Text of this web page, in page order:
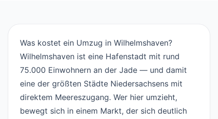
Was kostet ein Umzug in Wilhelmshaven?
Wilhelmshaven ist eine Hafenstadt mit rund
75.000 Einwohnern an der Jade — und damit
eine der größten Städte Niedersachsens mit
direktem Meereszugang. Wer hier umzieht,
bewegt sich in einem Markt, der sich deutlich